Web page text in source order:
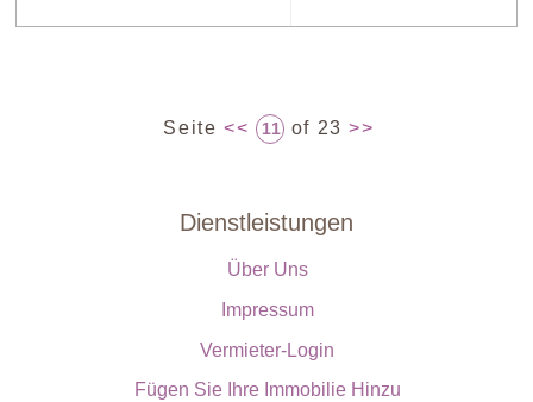
Seite << 11 of 23 >>
Dienstleistungen
Über Uns
Impressum
Vermieter-Login
Fügen Sie Ihre Immobilie Hinzu